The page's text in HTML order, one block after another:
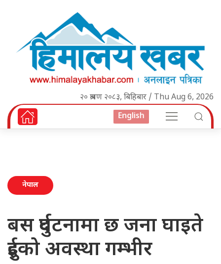
२० श्रावण २०८३, बिहिबार / Thu Aug 6, 2026
English
नेपाल
बस दुर्घटनामा छ जना घाइते
दुईको अवस्था गम्भीर